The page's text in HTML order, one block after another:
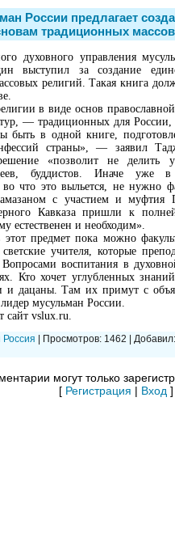
России предлагает
традиционных
духовного управления
выступил за создание
религий. Такая книга
в виде основ
— традиционных для
быть в одной книге,
страны», — заявил
«позволит не делить
буддистов. Иначе уже
во что это выльется, не нужно
с участием и муфтия
Кавказа пришли к
естественен и необходим».
этот предмет пока можно
учителя, которые
воспитания в
Кто хочет углубленных
и дацаны. Там их примут с
мусульман России.
сайт vslux.ru.
Россия Просмотров: 1462 Добавил:
могут только
[ Регистрация | Вход ]